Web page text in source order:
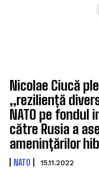
Nicolae Ciucă
„reziliență
NATO pe
către Rusia a
amenințărilor
NATO 15.11.2022